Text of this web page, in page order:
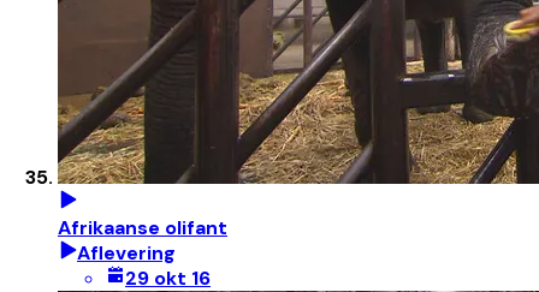
Afrikaanse olifant
Aflevering
29 okt 16